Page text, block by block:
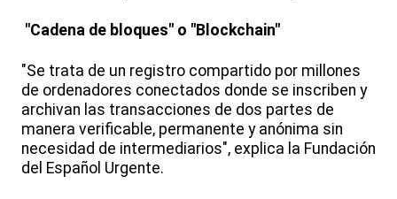
"Cadena de bloques" o "Blockchain"
"Se trata de un registro compartido por millones
de ordenadores conectados donde se inscriben y
archivan las transacciones de dos partes de
manera verificable, permanente y anónima sin
necesidad de intermediarios", explica la Fundación
del Español Urgente.